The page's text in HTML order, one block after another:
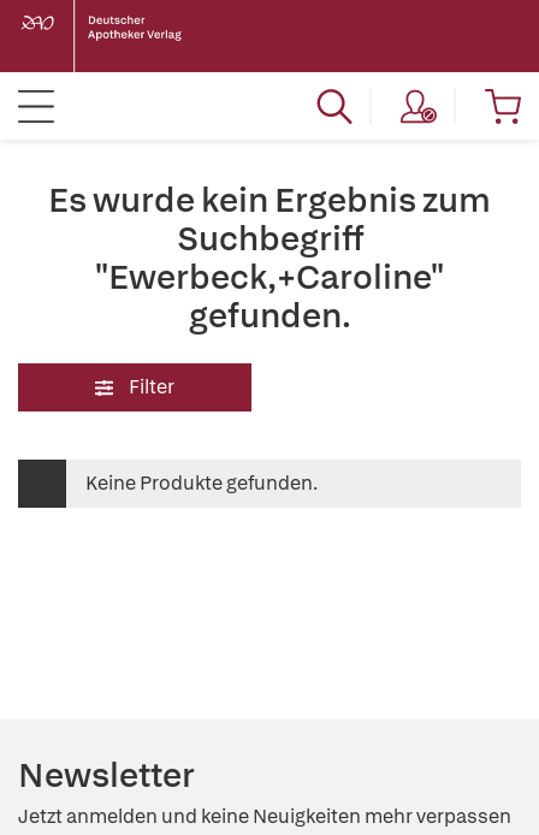
Es wurde kein Ergebnis zum
Suchbegriff
"Ewerbeck,+Caroline"
gefunden.
Filter
Keine Produkte gefunden.
Newsletter
Jetzt anmelden und keine Neuigkeiten mehr verpassen